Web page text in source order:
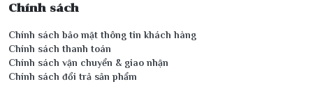
Chính sách
Chính sách bảo mật thông tin khách hàng
Chính sách thanh toán
Chính sách vận chuyển & giao nhận
Chính sách đổi trả sản phẩm